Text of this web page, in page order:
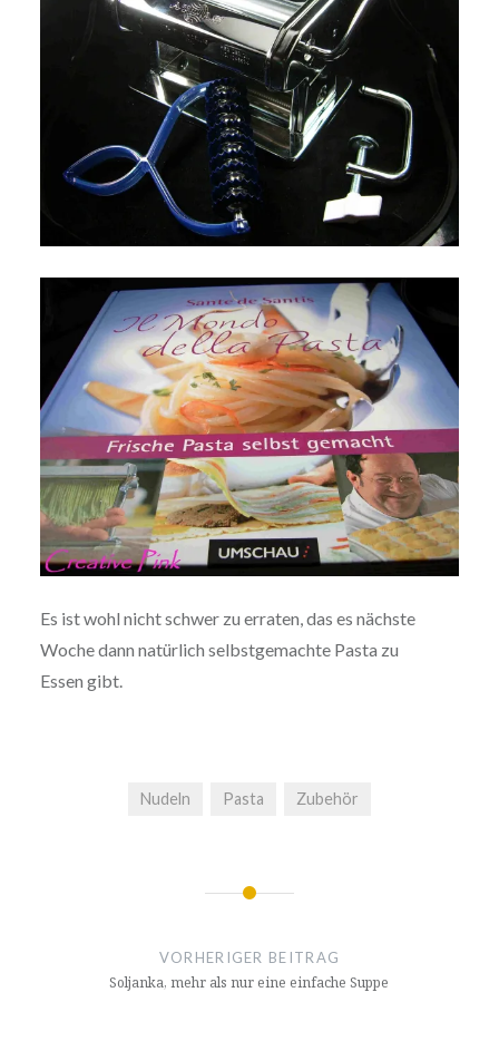
Es ist wohl nicht schwer zu erraten, das es nächste
Woche dann natürlich selbst­ge­mach­te Pasta zu
Essen gibt.
Nudeln Pasta Zubehör
Beitragsnavigation
VORHERIGER BEITRAG
Soljanka, mehr als nur eine einfache Suppe